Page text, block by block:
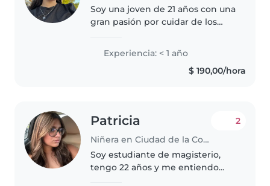
Soy una joven de 21 años con una
gran pasión por cuidar de los
experiencia previa, me considero
una persona responsable,
bondadosa y amigable. Puedo
Experiencia: < 1 año
$ 190,00/hora
Patricia
Niñera en Ciudad de la Costa
2
Soy estudiante de magisterio,
tengo 22 años y me entiendo